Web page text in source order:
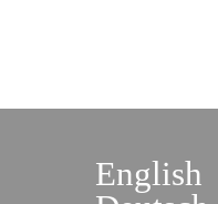
English